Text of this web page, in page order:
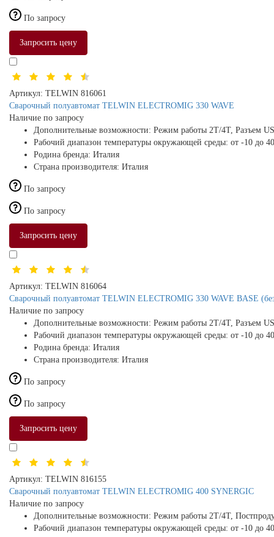
По запросу
Запросить цену
Артикул: TELWIN 816061
Сварочный полуавтомат TELWIN ELECTROMIG 330 WAVE
Наличие по запросу
Дополнительные возможности: Режим работы 2Т/4Т, Разъем
Рабочий диапазон температуры окружающей среды: от -10 до
Родина бренда: Италия
Страна производителя: Италия
По запросу
По запросу
Запросить цену
Артикул: TELWIN 816064
Сварочный полуавтомат TELWIN ELECTROMIG 330 WAVE BASE
Наличие по запросу
Дополнительные возможности: Режим работы 2Т/4Т, Разъем
Рабочий диапазон температуры окружающей среды: от -10 до
Родина бренда: Италия
Страна производителя: Италия
По запросу
По запросу
Запросить цену
Артикул: TELWIN 816155
Сварочный полуавтомат TELWIN ELECTROMIG 400 SYNERGIC
Наличие по запросу
Дополнительные возможности: Режим работы 2Т/4Т,
Рабочий диапазон температуры окружающей среды: от -10 до